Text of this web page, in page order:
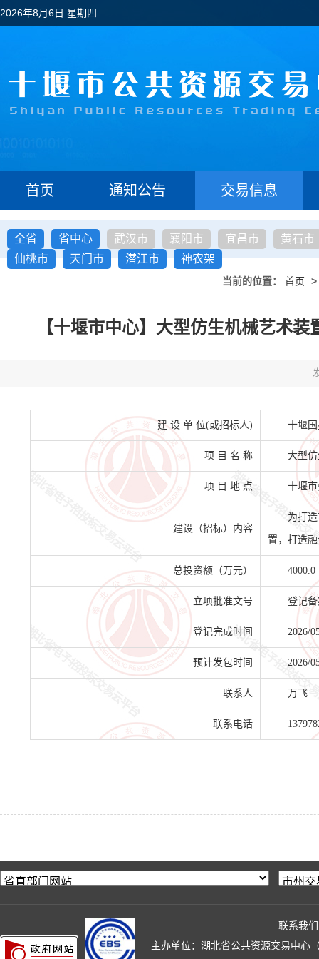
2026年8月6日 星期四
首页 通知公告 交易信息
全省 省中心 武汉市 襄阳市 宜昌市
黄石市
仙桃市
天门市 潜江市 神农架
当前的位置： 首页 >
【十堰市中心】大型仿生机械艺术
建 设 单 位(或招标人) 十堰
项 目 名 称 大型
项 目 地 点 十堰
建设（招标）内容
为打
置，打造
总投资额（万元） 4000.0
立项批准文号 登记备
登记完成时间 2026/
预计发包时间 2026/
联系人 万飞
联系电话
联系我们
主办单位：湖北省公共资源交易中心